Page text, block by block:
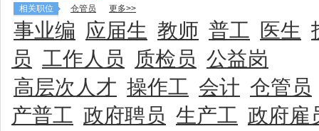
相关职位 仓管员 更多>>
事业编 应届生 教师 普工 医生
员 工作人员 质检员 公益岗
高层次人才 操作工 会计 仓管员
产普工 政府聘员 生产工 政府雇